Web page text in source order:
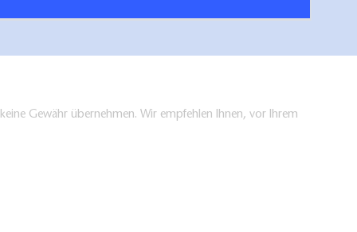
Gewähr übernehmen. Wir empfehlen Ihnen, vor Ihrem